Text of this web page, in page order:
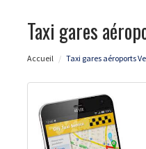
Taxi gares
Accueil Taxi gares aéroports